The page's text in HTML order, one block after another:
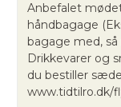
Anbefalet
håndbagage
bagage med,
Drikkevarer og
du bestiller
www.tidtilro.dk/